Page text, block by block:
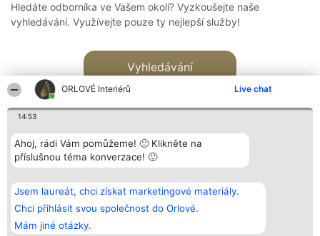
ORLOVÉ Interiérů Live chat
14:53
Ahoj, rádi Vám pomůžeme! 🙂 Klikněte na
příslušnou téma konverzace! 🙂
Jsem laureát, chci získat marketingové materiály.
Chci přihlásit svou společnost do Orlové.
Mám jiné otázky.
Hledáte odborníka ve Vašem okolí? Vyzkoušejte naše
vyhledávání. Využívejte pouze ty nejlepší služby!
Vyhledávání
Bright Side Solutions sp. z o.
o. sp. k.
ul. Ruska 22
Wrocław 50-079
KRS 0000749100 | Regon
Vítězové
Seznam všech
laureátů
Zásady
Kontakt